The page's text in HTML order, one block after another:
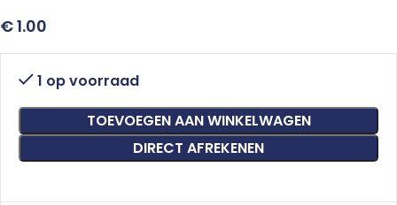
€1.00
1 op voorraad
TOEVOEGEN AAN WINKELWAGEN
DIRECT AFREKENEN